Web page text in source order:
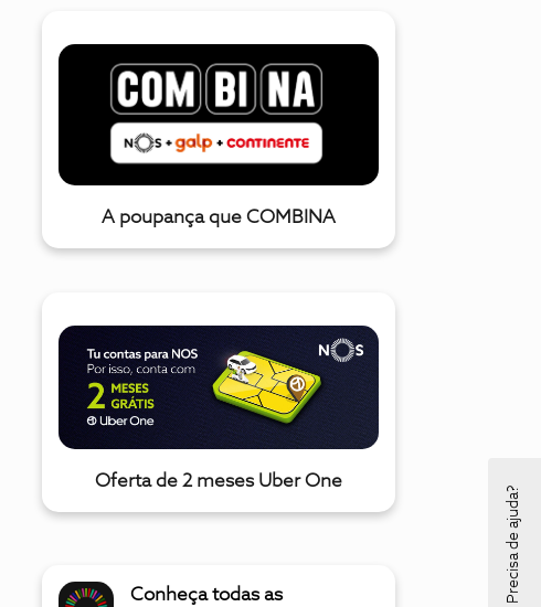
A poupança que COMBINA
Oferta de 2 meses Uber One
Conheça todas as
Precisa de ajuda?